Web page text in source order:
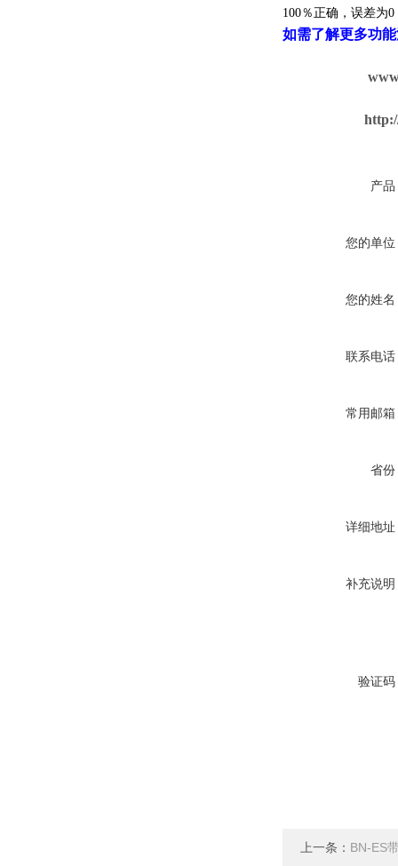
100％正确，误差为0
如需了解更多功
产品
您的单位
您的姓名
联系电话
常用邮箱
省份
详细地址
补充说明
验证码
上一条： BN-ES